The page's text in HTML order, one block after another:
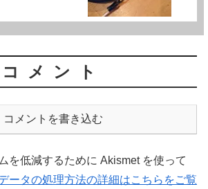
コメント
コメントを書き込む
を低減するために Akismet を使って
ータの処理方法の詳細はこちらをご覧